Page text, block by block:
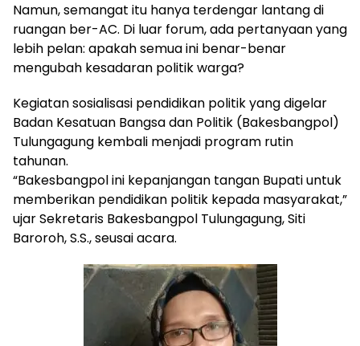
Namun, semangat itu hanya terdengar lantang di
ruangan ber-AC. Di luar forum, ada pertanyaan yang
lebih pelan: apakah semua ini benar-benar
mengubah kesadaran politik warga?
Kegiatan sosialisasi pendidikan politik yang digelar
Badan Kesatuan Bangsa dan Politik (Bakesbangpol)
Tulungagung kembali menjadi program rutin
tahunan.
“Bakesbangpol ini kepanjangan tangan Bupati untuk
memberikan pendidikan politik kepada masyarakat,”
ujar Sekretaris Bakesbangpol Tulungagung, Siti
Baroroh, S.S., seusai acara.